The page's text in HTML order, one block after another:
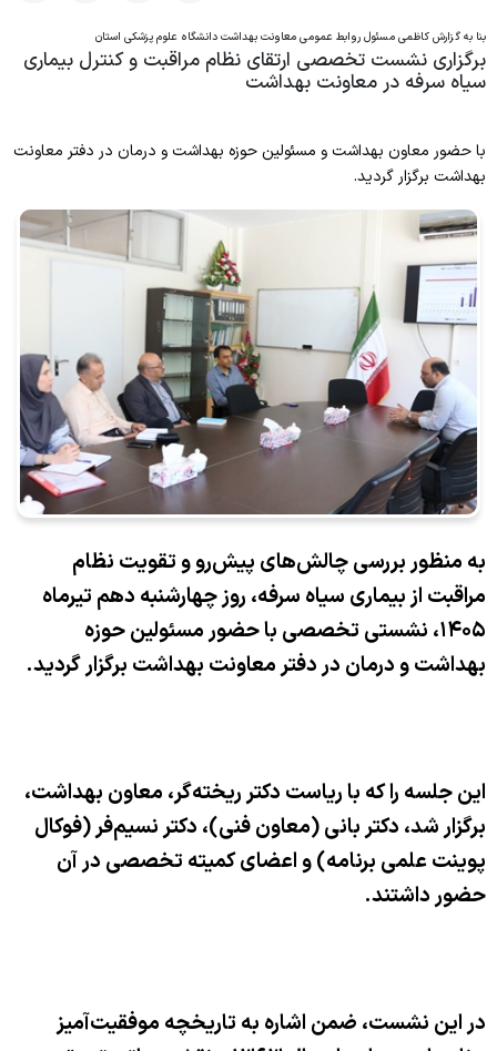
پیشگیری و مبارزه با بیماریهای غیرواگیر
سلامت روانی،اجتماعی و اعتیاد
بهبود تغذیه جامعه
بهداشت دهان و دندان
بنا به گزارش کاظمی مسئول روابط عمومی معاونت بهداشت دانشگاه علوم پزشکی استان
برگزاری نشست تخصصی ارتقای نظام مراقبت و کنترل بیماری
سیاه سرفه در معاونت بهداشت
با حضور معاون بهداشت و مسئولین حوزه بهداشت و درمان در دفتر معاونت
بهداشت برگزار گردید.
به منظور بررسی چالش‌های پیش‌رو و تقویت نظام
مراقبت از بیماری سیاه سرفه، روز چهارشنبه دهم تیرماه
۱۴۰۵، نشستی تخصصی با حضور مسئولین حوزه
بهداشت و درمان در دفتر معاونت بهداشت برگزار گردید.
این جلسه را که با ریاست دکتر ریخته‌گر، معاون بهداشت،
برگزار شد، دکتر بانی (معاون فنی)، دکتر نسیم‌فر (فوکال
پوینت علمی برنامه) و اعضای کمیته تخصصی در آن
حضور داشتند.
در این نشست، ضمن اشاره به تاریخچه موفقیت‌آمیز